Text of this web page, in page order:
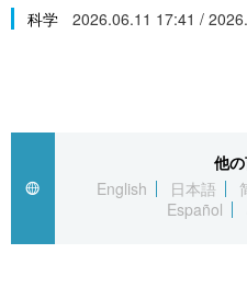
カテゴリー
経済・ビジネス
国際
トップ
アーカイブ
In-depth
Japan Data
科学 2026.06.11 17:41 /
他
English
日本語
Español